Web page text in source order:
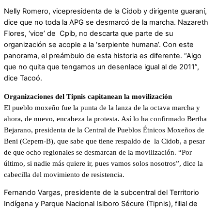
Nelly Romero, vicepresidenta de la Cidob y dirigente guaraní,
dice que no toda la APG se desmarcó de la marcha. Nazareth
Flores, ‘vice’ de Cpib, no descarta que parte de su
organización se acople a la ‘serpiente humana’. Con este
panorama, el preámbulo de esta historia es diferente. “Algo
que no quita que tengamos un desenlace igual al de 2011”,
dice Tacoó.
Organizaciones del Tipnis capitanean la movilización
El pueblo moxeño fue la punta de la lanza de la octava marcha y
ahora, de nuevo, encabeza la protesta. Así lo ha confirmado Bertha
Bejarano, presidenta de la Central de Pueblos Étnicos Moxeños de
Beni (Cepem-B), que sabe que tiene respaldo de la Cidob, a pesar
de que ocho regionales se desmarcan de la movilización. “Por
último, si nadie más quiere ir, pues vamos solos nosotros”, dice la
cabecilla del movimiento de resistencia.
Fernando Vargas, presidente de la subcentral del Territorio
Indígena y Parque Nacional Isiboro Sécure (Tipnis), filial de